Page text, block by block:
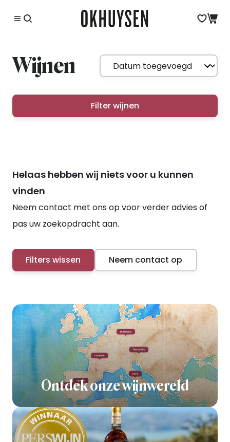
Wijnen
Filter wijnen
Helaas hebben wij niets voor u kunnen
vinden
Neem contact met ons op voor verder advies of
pas uw zoekopdracht aan.
Filters wissen Neem contact op
Ontdek onze wijnwereld